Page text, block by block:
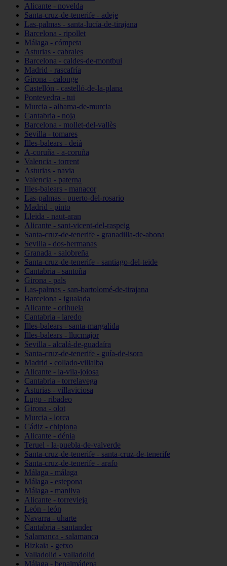
Alicante - novelda
Santa-cruz-de-tenerife - adeje
Las-palmas - santa-lucía-de-tirajana
Barcelona - ripollet
Málaga - cómpeta
Asturias - cabrales
Barcelona - caldes-de-montbui
Madrid - rascafría
Girona - calonge
Castellón - castelló-de-la-plana
Pontevedra - tui
Murcia - alhama-de-murcia
Cantabria - noja
Barcelona - mollet-del-vallès
Sevilla - tomares
Illes-balears - deià
A-coruña - a-coruña
Valencia - torrent
Asturias - navia
Valencia - paterna
Illes-balears - manacor
Las-palmas - puerto-del-rosario
Madrid - pinto
Lleida - naut-aran
Alicante - sant-vicent-del-raspeig
Santa-cruz-de-tenerife - granadilla-de-abona
Sevilla - dos-hermanas
Granada - salobreña
Santa-cruz-de-tenerife - santiago-del-teide
Cantabria - santoña
Girona - pals
Las-palmas - san-bartolomé-de-tirajana
Barcelona - igualada
Alicante - orihuela
Cantabria - laredo
Illes-balears - santa-margalida
Illes-balears - llucmajor
Sevilla - alcalá-de-guadaíra
Santa-cruz-de-tenerife - guía-de-isora
Madrid - collado-villalba
Alicante - la-vila-joiosa
Cantabria - torrelavega
Asturias - villaviciosa
Lugo - ribadeo
Girona - olot
Murcia - lorca
Cádiz - chipiona
Alicante - dénia
Teruel - la-puebla-de-valverde
Santa-cruz-de-tenerife - santa-cruz-de-tenerife
Santa-cruz-de-tenerife - arafo
Málaga - málaga
Málaga - estepona
Málaga - manilva
Alicante - torrevieja
León - león
Navarra - uharte
Cantabria - santander
Salamanca - salamanca
Bizkaia - getxo
Valladolid - valladolid
Málaga - benalmádena